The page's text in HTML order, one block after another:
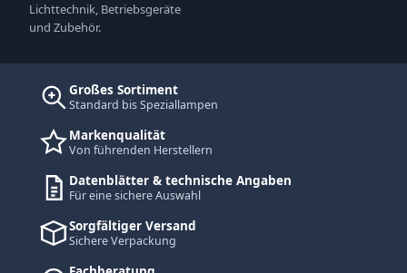
Lichttechnik, Betriebsgeräte
und Zubehör.
Großes Sortiment
Standard bis Speziallampen
Markenqualität
Von führenden Herstellern
Datenblätter & technische Angaben
Für eine sichere Auswahl
Sorgfältiger Versand
Sichere Verpackung